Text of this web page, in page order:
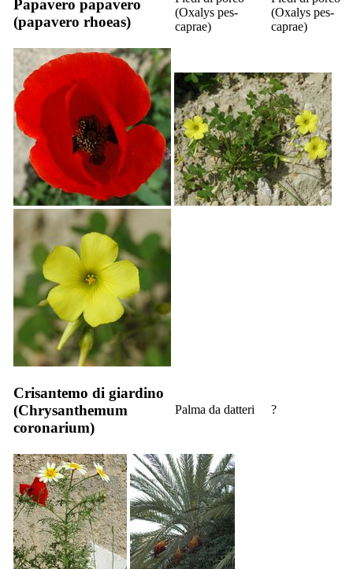
Papavero papavero
(papavero rhoeas)
(Oxalys pes-
caprae)
(Oxalys pes-
caprae)
Crisantemo di giardino
(Chrysanthemum
coronarium)
Palma da datteri ?